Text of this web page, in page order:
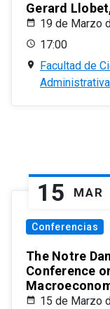
Gerard
19 de Marzo
17:00
Facultad de
15 MAR
Conferencias
The Notre
Conference
15 de Marzo